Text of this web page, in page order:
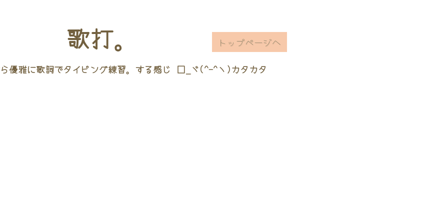
歌打。
優雅に歌詞でタイピング練習。する感じ □_ヾ(^-^ヽ)カタカタ
トップページへ